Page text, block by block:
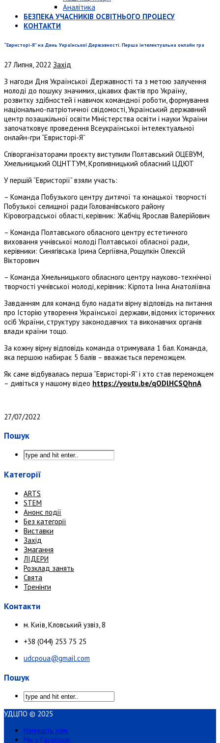
Аналітика
БЕЗПЕКА УЧАСНИКІВ ОСВІТНЬОГО ПРОЦЕСУ
КОНТАКТИ
“Евристорі-Я” на День Української Державності. Перша інтелектуальна онлайн гра
27 Липня, 2022 Захід
З нагоди Дня Української Державності та з метою залучення
молоді до пошуку значимих, цікавих фактів про Україну,
розвитку здібностей і навичок командної роботи, формування
національно-патріотичної свідомості, Український державний
центр позашкільної освіти Міністерства освіти і науки України
започатковує проведення Всеукраїнської інтелектуальної
онлайн-гри “Евристорі-Я”
Співорганізаторами проєкту виступили Полтавський ОЦЕВУМ,
Хмельницький ОЦНТТУМ, Кропивницький обласний ЦДЮТ
У першій “Евристорії” взяли участь:
– Команда Побузького центру дитячої та юнацької творчості
Побузької селищної ради Голованівського району
Кіровоградської області, керівник: Жабчіц Ярослав Валерійович
– Команда Полтавського обласного центру естетичного
виховання учнівської молоді Полтавської обласної ради,
керівники: Синягівська Ірина Сергіївна, Рощупкін Олексій
Вікторович
– Команда Хмельницького обласного центру науково-технічної
творчості учнівської молоді, керівник: Кірпота Інна Анатоліївна
Завданням для команд було надати вірну відповідь на питання
про Історію утворення Української держави, відомих історичних
осіб України, структуру законодавчих та виконавчих органів
влади країни тощо.
За кожну вірну відповідь команда отримувала 1 бал. Команда,
яка першою набирає 5 балів – вважається переможцем.
Як саме відбувалась перша “Евристорі-Я” і хто став переможцем
– дивіться у нашому відео https://youtu.be/qODlHCSQhnA
27/07/2022
Пошук
Категорії
ARTS
STEM
Анонс події
Без категорії
Виставки
Захід
Змагання
ЛІДЕРИ
Розклад занять
Свята
Тренінги
Контакти
м. Київ, Кловський узвіз, 8
+38 (044) 253 75 25
udcpoua@gmail.com
Пошук
УДЦПО © 2025
Напишіть нам
Ми у Facebook